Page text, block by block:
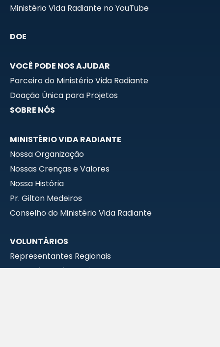
Ministério Vida Radiante no YouTube
DOE
VOCÊ PODE NOS AJUDAR
Parceiro do Ministério Vida Radiante
Doação Única para Projetos
SOBRE NÓS
MINISTÉRIO VIDA RADIANTE
Nossa Organização
Nossas Crenças e Valores
Nossa História
Pr. Gilton Medeiros
Conselho do Ministério Vida Radiante
VOLUNTÁRIOS
Representantes Regionais
Prestadores de Serviços